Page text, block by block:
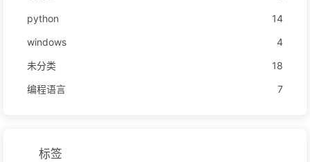
python
14
windows
4
未分类
18
编程语言
7
标签